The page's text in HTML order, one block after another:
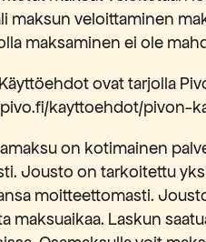
maksun veloittaminen
maksaminen ei ole
ovat tarjolla
kayttoehdot/pivon-
on kotimainen
Jousto on tarkoitettu
moitteettomasti.
maksuaikaa. Laskun